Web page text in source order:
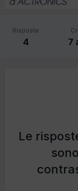
Risposte
4 7
Le
sono